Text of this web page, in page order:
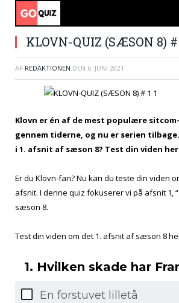
KLOVN-QUIZ (SÆSON 8) #
AF REDAKTIONEN DEN 6. JUNI 2021
Klovn er én af de mest populære
gennem tiderne, og nu er serien
i 1. afsnit af sæson 8? Test din viden
Er du Klovn-fan? Nu kan du teste din viden
afsnit. I denne quiz fokuserer vi på afsnit 1,
sæson 8.
Test din viden om det 1. afsnit af sæson 8
1. Hvilken skade har
En forstuvet lilletå